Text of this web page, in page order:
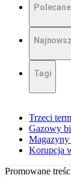
Polecane
Tagi
Trzeci
Gazowy
Magazyny
Korupcja
Promowane